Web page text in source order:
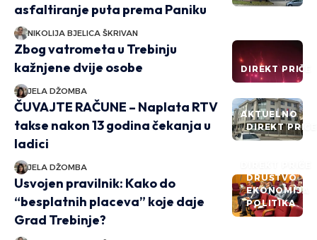
asfaltiranje puta prema Paniku
NIKOLIJA BJELICA ŠKRIVAN
DIREKT PRIČE
Zbog vatrometa u Trebinju
kažnjene dvije osobe
JELA DŽOMBA
AKTUELNO
DIREKT PRIČE
ČUVAJTE RAČUNE – Naplata RTV
takse nakon 13 godina čekanja u
ladici
JELA DŽOMBA
DRUŠTVO
EKONOMIJA
POLITIKA
Usvojen pravilnik: Kako do
“besplatnih placeva” koje daje
Grad Trebinje?